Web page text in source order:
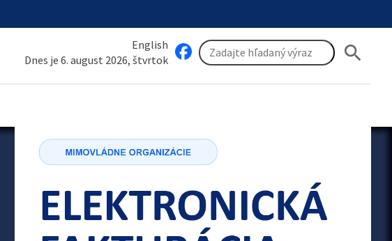
English
Dnes je 6. august 2026, štvrtok
search